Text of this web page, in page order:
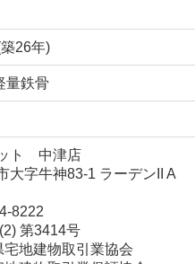
26年)
量鉄骨
ト 中津店
大字牛神83-1 ラーデンII A
8222
第3414号
宅地建物取引業協会